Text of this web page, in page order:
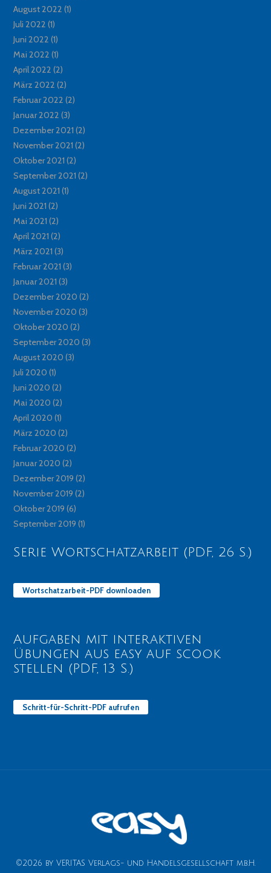
August 2022 (1)
Juli 2022 (1)
Juni 2022 (1)
Mai 2022 (1)
April 2022 (2)
März 2022 (2)
Februar 2022 (2)
Januar 2022 (3)
Dezember 2021 (2)
November 2021 (2)
Oktober 2021 (2)
September 2021 (2)
August 2021 (1)
Juni 2021 (2)
Mai 2021 (2)
April 2021 (2)
März 2021 (3)
Februar 2021 (3)
Januar 2021 (3)
Dezember 2020 (2)
November 2020 (3)
Oktober 2020 (2)
September 2020 (3)
August 2020 (3)
Juli 2020 (1)
Juni 2020 (2)
Mai 2020 (2)
April 2020 (1)
März 2020 (2)
Februar 2020 (2)
Januar 2020 (2)
Dezember 2019 (2)
November 2019 (2)
Oktober 2019 (6)
September 2019 (1)
Serie Wortschatzarbeit (PDF, 26 S.)
Wortschatzarbeit-PDF downloaden
Aufgaben mit interaktiven
Übungen aus easy auf scook
stellen (PDF, 13 S.)
Schritt-für-Schritt-PDF aufrufen
©2026 by VERITAS Verlags- und Handelsgesellschaft m.b.H.